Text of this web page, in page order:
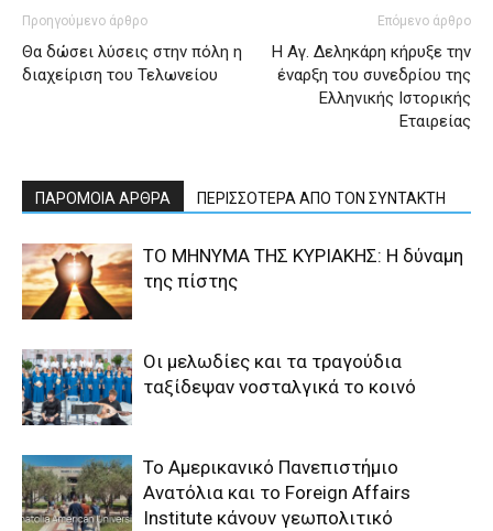
Προηγούμενο άρθρο
Θα δώσει λύσεις στην πόλη η
διαχείριση του Τελωνείου
Επόμενο άρθρο
Η Αγ. Δεληκάρη κήρυξε την
έναρξη του συνεδρίου της
Ελληνικής Ιστορικής
Εταιρείας
ΠΑΡΟΜΟΙΑ ΑΡΘΡΑ ΠΕΡΙΣΣΟΤΕΡΑ ΑΠΟ ΤΟΝ ΣΥΝΤΑΚΤΗ
ΤΟ ΜΗΝΥΜΑ ΤΗΣ ΚΥΡΙΑΚΗΣ: Η δύναμη
της πίστης
Οι μελωδίες και τα τραγούδια
ταξίδεψαν νοσταλγικά το κοινό
Το Αμερικανικό Πανεπιστήμιο
Ανατόλια και το Foreign Affairs
Institute κάνουν γεωπολιτικό